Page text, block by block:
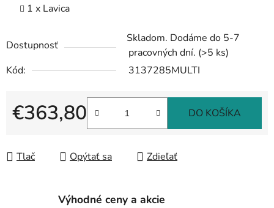
1 x Lavica
Dostupnosť
Skladom. Dodáme do 5-7
pracovných dní. (>5 ks)
Kód:
3137285MULTI
€363,80 DO KOŠÍKA
Tlač Opýtať sa Zdieľať
Výhodné ceny a akcie